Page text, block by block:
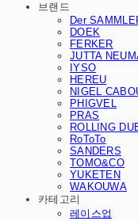
브랜드
Der
DOEK
FERKER
JUTTA
IYSO
HEREU
NIGEL
PHIGVEL
PRAS
ROLLING
RoToTo
SANDERS
TOMO&CO
YUKETEN
WAKOUWA
카테고리
레이스업